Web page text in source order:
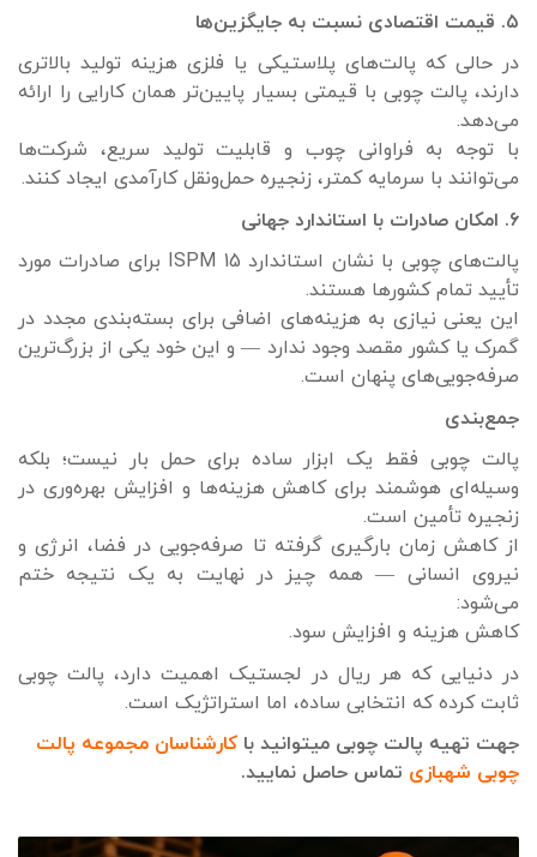
۵. قیمت اقتصادی نسبت به جایگزین‌ها
در حالی که پالت‌های پلاستیکی یا فلزی هزینه تولید بالاتری
دارند، پالت چوبی با قیمتی بسیار پایین‌تر همان کارایی را ارائه
می‌دهد.
با توجه به فراوانی چوب و قابلیت تولید سریع، شرکت‌ها
می‌توانند با سرمایه کمتر، زنجیره حمل‌ونقل کارآمدی ایجاد کنند.
۶. امکان صادرات با استاندارد جهانی
پالت‌های چوبی با نشان استاندارد ISPM 15 برای صادرات مورد
تأیید تمام کشورها هستند.
این یعنی نیازی به هزینه‌های اضافی برای بسته‌بندی مجدد در
گمرک یا کشور مقصد وجود ندارد — و این خود یکی از بزرگ‌ترین
صرفه‌جویی‌های پنهان است.
جمع‌بندی
پالت چوبی فقط یک ابزار ساده برای حمل بار نیست؛ بلکه
وسیله‌ای هوشمند برای کاهش هزینه‌ها و افزایش بهره‌وری در
زنجیره تأمین است.
از کاهش زمان بارگیری گرفته تا صرفه‌جویی در فضا، انرژی و
نیروی انسانی — همه چیز در نهایت به یک نتیجه ختم
می‌شود:
کاهش هزینه و افزایش سود.
در دنیایی که هر ریال در لجستیک اهمیت دارد، پالت چوبی
ثابت کرده که انتخابی ساده، اما استراتژیک است.
جهت تهیه پالت چوبی میتوانید با کارشناسان مجموعه پالت
چوبی شهبازی تماس حاصل نمایید.